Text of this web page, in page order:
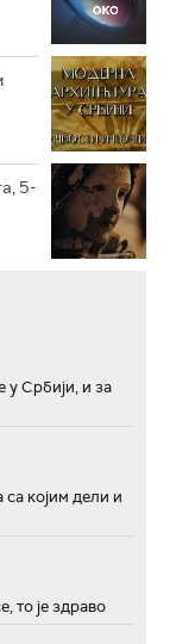
5-
у Србији, и за
са којим дели и
то је здраво